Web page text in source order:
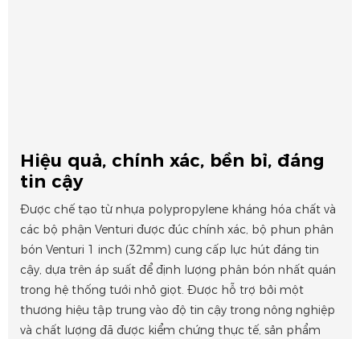
Hiệu quả, chính xác, bền bỉ, đáng
tin cậy
Được chế tạo từ nhựa polypropylene kháng hóa chất và
các bộ phận Venturi được đúc chính xác, bộ phun phân
bón Venturi 1 inch (32mm) cung cấp lực hút đáng tin
cậy, dựa trên áp suất để định lượng phân bón nhất quán
trong hệ thống tưới nhỏ giọt. Được hỗ trợ bởi một
thương hiệu tập trung vào độ tin cậy trong nông nghiệp
và chất lượng đã được kiểm chứng thực tế, sản phẩm